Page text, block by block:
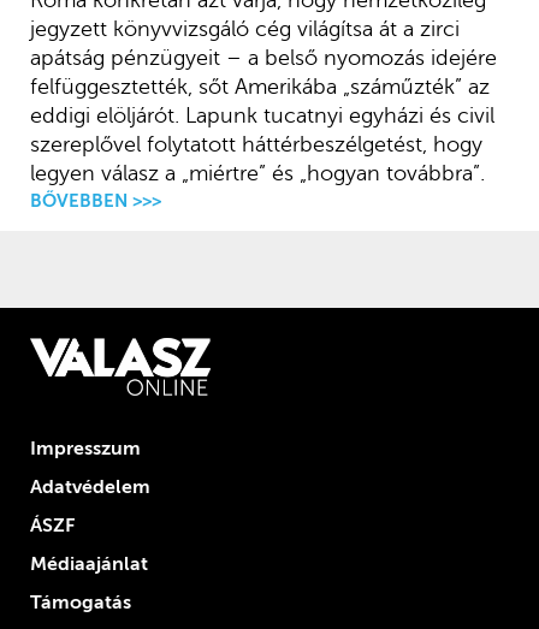
jegyzett könyvvizsgáló cég világítsa át a zirci
apátság pénzügyeit – a belső nyomozás idejére
felfüggesztették, sőt Amerikába „száműzték” az
eddigi elöljárót. Lapunk tucatnyi egyházi és civil
szereplővel folytatott háttérbeszélgetést, hogy
legyen válasz a „miértre” és „hogyan továbbra”.
BŐVEBBEN >>>
Impresszum
Adatvédelem
ÁSZF
Médiaajánlat
Támogatás